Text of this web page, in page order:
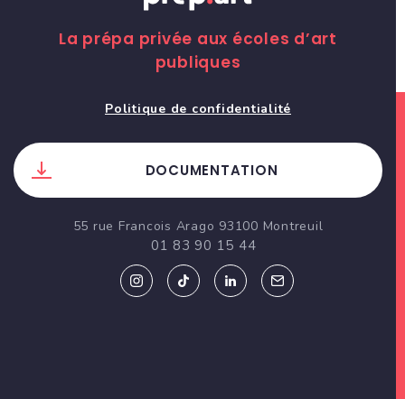
La prépa privée aux écoles d’art
publiques
Politique de confidentialité
DOCUMENTATION
55 rue Francois Arago 93100 Montreuil
01 83 90 15 44